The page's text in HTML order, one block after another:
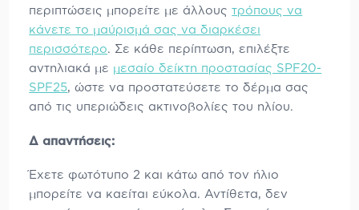
περιπτώσεις μπορείτε με άλλουςτρόπους να
κάνετε το μαύρισμά σας να διαρκέσει
περισσότερο. Σε κάθε περίπτωση, επιλέξτε
αντηλιακά με μεσαίο δείκτη προστασίας SPF20-
SPF25, ώστε να προστατεύσετε το δέρμα σας
από τις υπεριώδεις ακτινοβολίες του ηλίου.
Δ απαντήσεις:
Έχετε φωτότυπο 2 και κάτω από τον ήλιο
μπορείτε να καείται εύκολα. Αντίθετα, δεν